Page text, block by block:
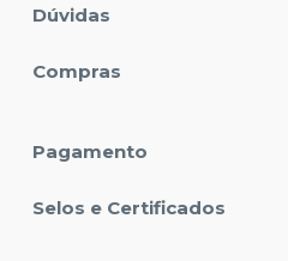
Dúvidas
Compras
Pagamento
Selos e Certificados